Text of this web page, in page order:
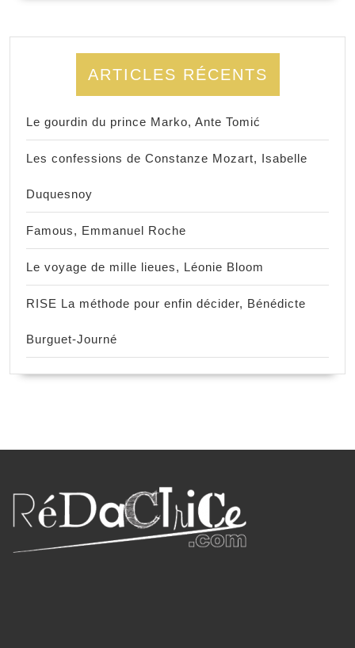
ARTICLES RÉCENTS
Le gourdin du prince Marko, Ante Tomić
Les confessions de Constanze Mozart, Isabelle
Duquesnoy
Famous, Emmanuel Roche
Le voyage de mille lieues, Léonie Bloom
RISE La méthode pour enfin décider, Bénédicte
Burguet-Journé